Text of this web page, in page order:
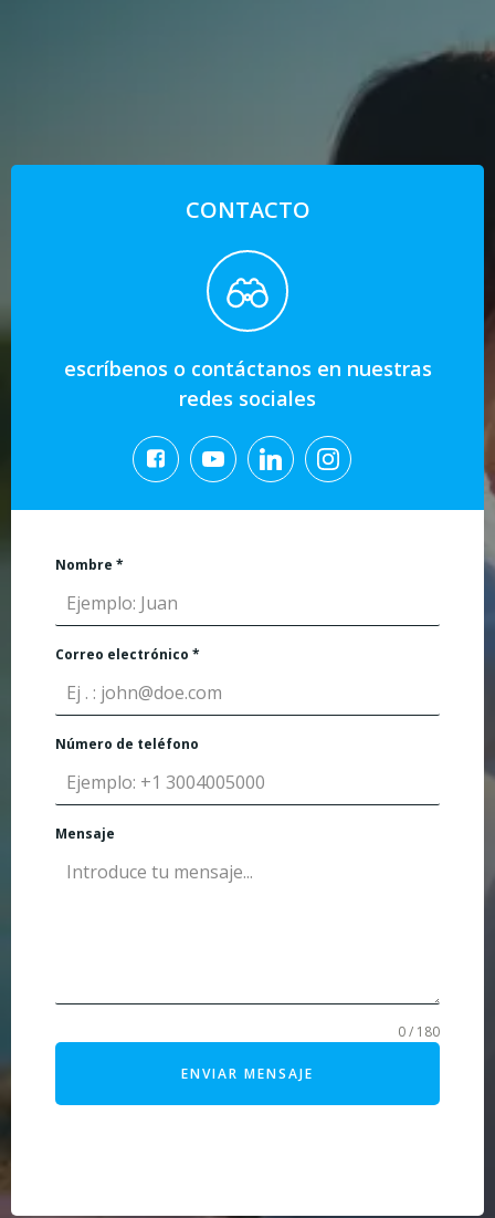
CONTACTO
escríbenos o contáctanos en nuestras
redes sociales
Nombre *
Correo electrónico *
Número de teléfono
Mensaje
0 / 180
ENVIAR MENSAJE